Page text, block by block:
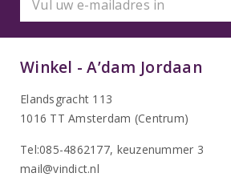
Winkel - A’dam Jordaan
Elandsgracht 113
1016 TT Amsterdam (Centrum)
Tel:085-4862177, keuzenummer 3
mail@vindict.nl